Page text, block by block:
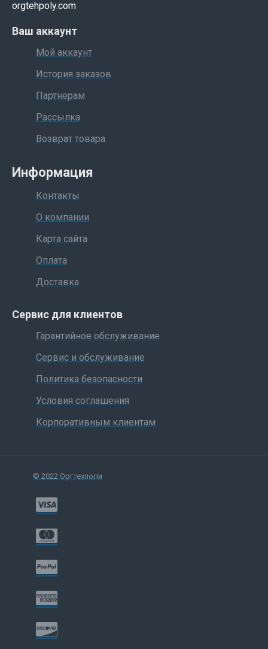
orgtehpoly.com
Ваш аккаунт
Мой аккаунт
История заказов
Партнерам
Рассылка
Возврат товара
Информация
Контакты
О компании
Карта сайта
Оплата
Доставка
Сервис для клиентов
Гарантийное обслуживание
Сервис и обслуживание
Политика безопасности
Условия соглашения
Корпоративным клиентам
© 2022 Оргтехполи